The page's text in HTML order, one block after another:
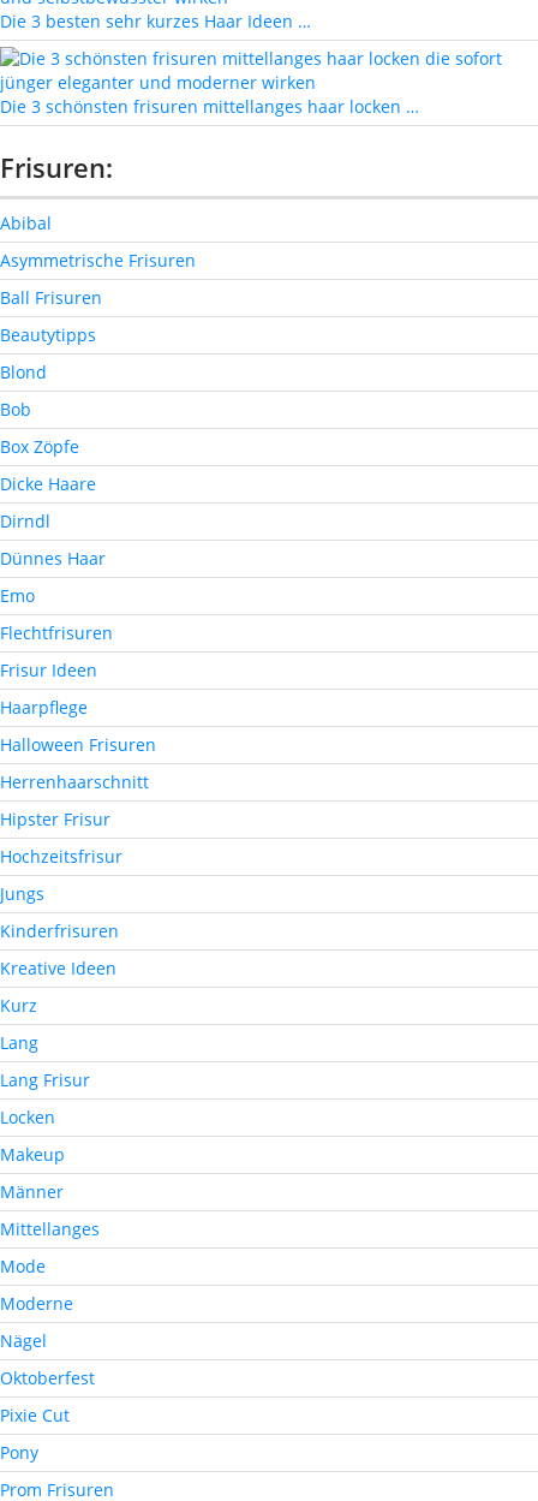
Die 3 besten sehr kurzes Haar Ideen …
Die 3 schönsten frisuren mittellanges haar locken …
Frisuren:
Abibal
Asymmetrische Frisuren
Ball Frisuren
Beautytipps
Blond
Bob
Box Zöpfe
Dicke Haare
Dirndl
Dünnes Haar
Emo
Flechtfrisuren
Frisur Ideen
Haarpflege
Halloween Frisuren
Herrenhaarschnitt
Hipster Frisur
Hochzeitsfrisur
Jungs
Kinderfrisuren
Kreative Ideen
Kurz
Lang
Lang Frisur
Locken
Makeup
Männer
Mittellanges
Mode
Moderne
Nägel
Oktoberfest
Pixie Cut
Pony
Prom Frisuren